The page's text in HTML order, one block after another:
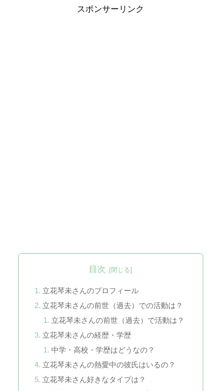
スポンサーリンク
目次
立花琴未さんのプロフィール
立花琴未さんの前世（過去）での活動は？
立花琴未さんの前世（過去）で活動は？
立花琴未さんの経歴・学歴
中学・高校・学歴はどうなの？
立花琴未さんの熱愛中の彼氏はいるの？
立花琴未さん好きなタイプは？